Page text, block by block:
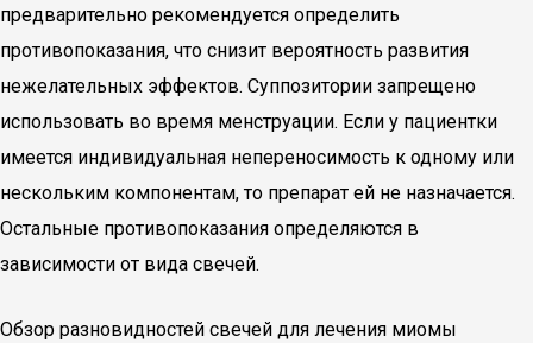
предварительно рекомендуется определить
противопоказания, что снизит вероятность развития
нежелательных эффектов. Суппозитории запрещено
использовать во время менструации. Если у пациентки
имеется индивидуальная непереносимость к одному или
нескольким компонентам, то препарат ей не назначается.
Остальные противопоказания определяются в
зависимости от вида свечей.
Обзор разновидностей свечей для лечения миомы